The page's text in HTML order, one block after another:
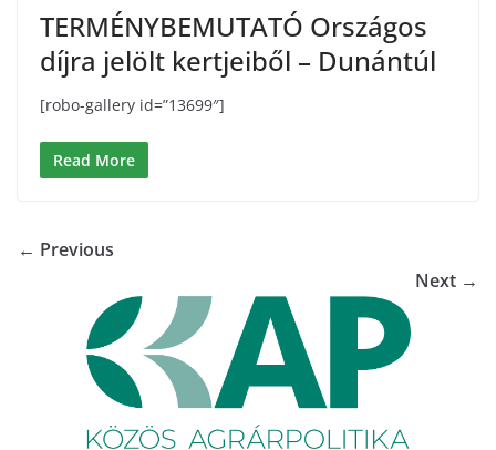
TERMÉNYBEMUTATÓ Országos
díjra jelölt kertjeiből – Dunántúl
[robo-gallery id=”13699″]
Read More
← Previous
Next →